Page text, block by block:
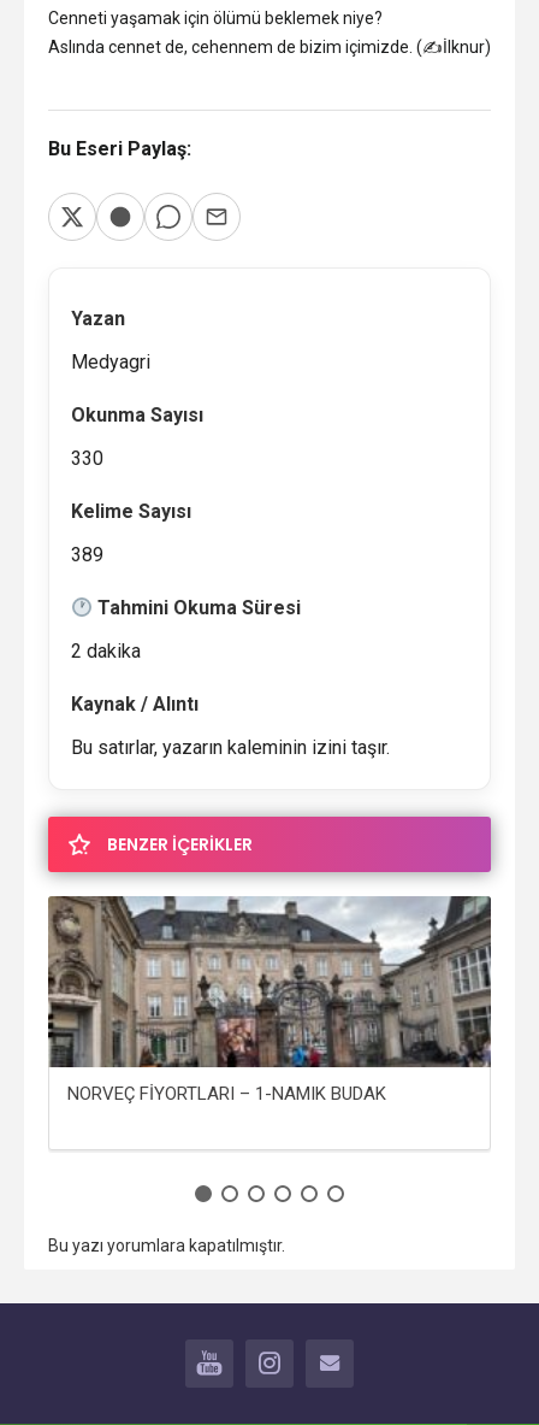
Cenneti yaşamak için ölümü beklemek niye?
Aslında cennet de, cehennem de bizim içimizde. (✍️İlknur)
Bu Eseri Paylaş:
Yazan
Medyagri
Okunma Sayısı
330
Kelime Sayısı
389
Tahmini Okuma Süresi
2 dakika
Kaynak / Alıntı
Bu satırlar, yazarın kaleminin izini taşır.
BENZER İÇERİKLER
NORVEÇ FİYORTLARI – 1-NAMIK BUDAK
Bu yazı yorumlara kapatılmıştır.